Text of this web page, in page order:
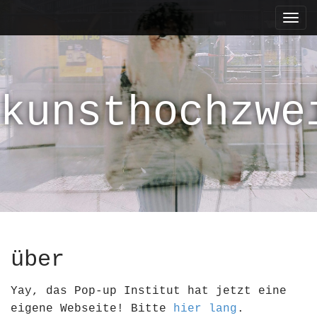
n
m
e
n
u
i
t
o
c
o
n
t
t
über
Yay, das Pop-up Institut hat jetzt eine
eigene Webseite! Bitte hier lang .